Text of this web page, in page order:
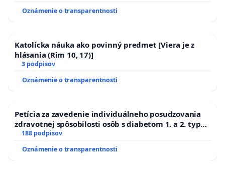
Oznámenie o transparentnosti
Katolícka náuka ako povinný predmet [Viera je z
hlásania (Rim 10, 17)]
3 podpisov
Oznámenie o transparentnosti
Petícia za zavedenie individuálneho posudzovania
zdravotnej spôsobilosti osôb s diabetom 1. a 2. typu
pri prijímaní do Policajného zboru SR
188 podpisov
Oznámenie o transparentnosti